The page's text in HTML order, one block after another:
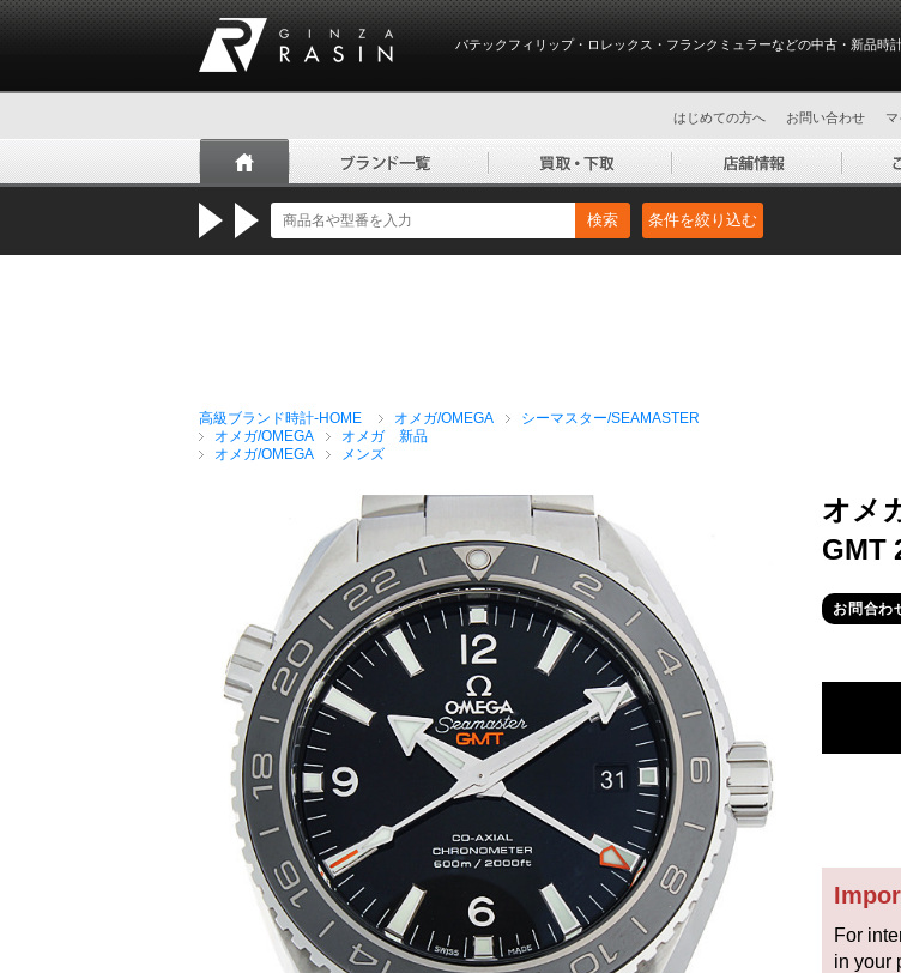
パテックフィリップ・ロレックス・フランクミュラーなどの中古・新品時
はじめての方へ お問い合わせ
検索 条件を絞り込む
高級ブランド時計-HOME オメガ/OMEGA
シーマスター/SEAMASTER
オメガ/OMEGA
オメガ 新品
オメガ/OMEGA
メンズ
オメ
GMT
お問合
For
in your